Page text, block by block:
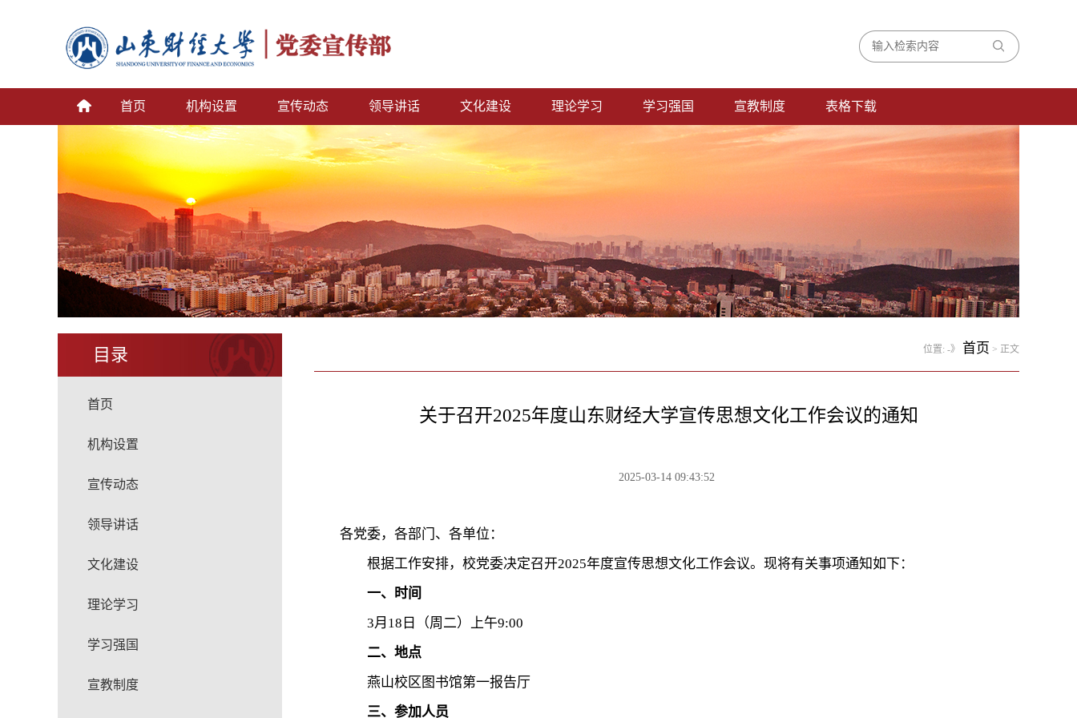
首页 机构设置 宣传动态 领导讲话 文化建设 理论学习 学习强国 宣教制度 表格下载
目录
首页
机构设置
宣传动态
领导讲话
文化建设
理论学习
学习强国
宣教制度
位置: -》 首页 > 正文
关于召开2025年度山东财经大学宣传思想文化工作会议的通知
2025-03-14 09:43:52
各党委，各部门、各单位：
根据工作安排，校党委决定召开2025年度宣传思想文化工作会议。现将有关事项通知如下：
一、时间
3月18日（周二）上午9:00
二、地点
燕山校区图书馆第一报告厅
三、参加人员